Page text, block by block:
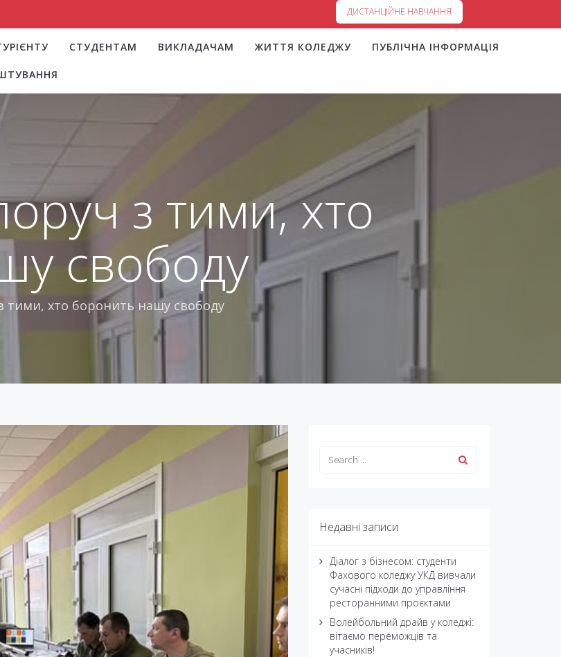
ДИСТАНЦІЙНЕ НАВЧАННЯ
СТУДЕНТАМ ВИКЛАДАЧАМ ЖИТТЯ КОЛЕДЖУ ПУБЛІЧНА ІНФОРМАЦІЯ
з тими, хто
свободу
тими, хто боронить нашу свободу
Недавні записи
Діалог з бізнесом: студенти
Фахового коледжу УКД вивчали
сучасні підходи до управління
ресторанними проєктами
Волейбольний драйв у коледжі:
вітаємо переможців та
учасників!